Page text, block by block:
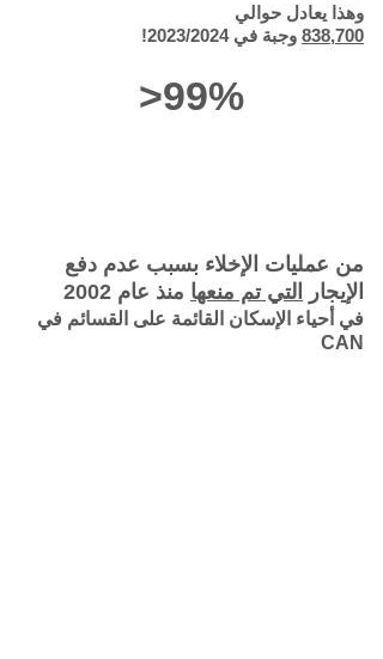
وهذا يعادل حوالي
838,700 وجبة في 2023/2024!
>99%
من عمليات الإخلاء بسبب عدم دفع
الإيجار
التي تم منعها منذ عام 2002
في أحياء الإسكان القائمة على القسائم في
CAN